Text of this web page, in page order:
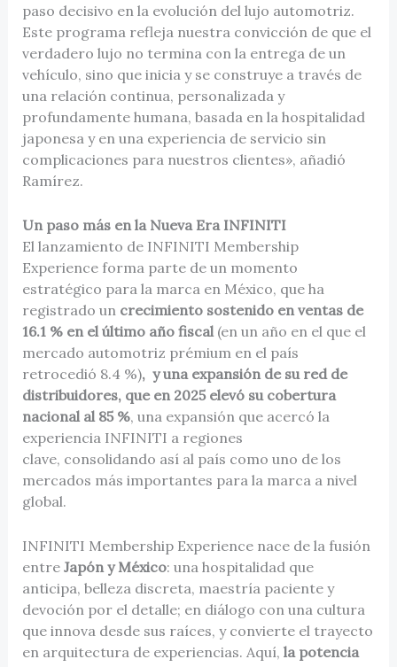
paso decisivo en la evolución del lujo automotriz.
Este programa refleja nuestra convicción de que el
verdadero lujo no termina con la entrega de un
vehículo, sino que inicia y se construye a través de
una relación continua, personalizada y
profundamente humana, basada en la hospitalidad
japonesa y en una experiencia de servicio sin
complicaciones para nuestros clientes», añadió
Ramírez.
Un paso más en la Nueva Era INFINITI
El lanzamiento de INFINITI Membership
Experience forma parte de un momento
estratégico para la marca en México, que ha
registrado un crecimiento sostenido en ventas de
16.1 % en el último año fiscal (en un año en el que el
mercado automotriz prémium en el país
retrocedió 8.4 %), y una expansión de su red de
distribuidores, que en 2025 elevó su cobertura
nacional al 85 %, una expansión que acercó la
experiencia INFINITI a regiones
clave, consolidando así al país como uno de los
mercados más importantes para la marca a nivel
global.
INFINITI Membership Experience nace de la fusión
entre Japón y México: una hospitalidad que
anticipa, belleza discreta, maestría paciente y
devoción por el detalle; en diálogo con una cultura
que innova desde sus raíces, y convierte el trayecto
en arquitectura de experiencias. Aquí, la potencia